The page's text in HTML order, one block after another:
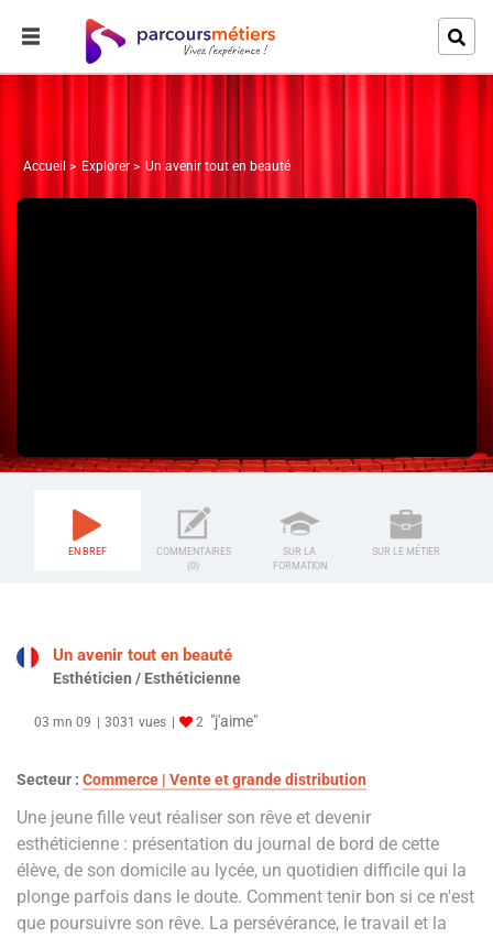
Accueil Explorer Un avenir tout en beauté
EN BREF
COMMENTAIRES
(0)
SUR LA
FORMATION
SUR LE MÉTIER
Un avenir tout en beauté
Esthéticien / Esthéticienne
03 mn 09 3031 vues 2 "j'aime"
Secteur : Commerce | Vente et grande distribution
Une jeune fille veut réaliser son rêve et devenir
esthéticienne : présentation du journal de bord de cette
élève, de son domicile au lycée, un quotidien difficile qui la
plonge parfois dans le doute. Comment tenir bon si ce n'est
que poursuivre son rêve. La persévérance, le travail et la